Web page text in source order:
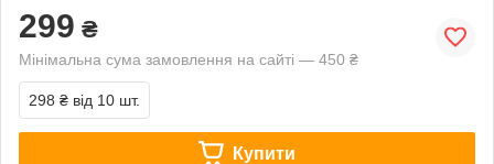
299 ₴
Мінімальна сума замовлення на сайті — 450 ₴
298 ₴ від 10 шт.
Купити